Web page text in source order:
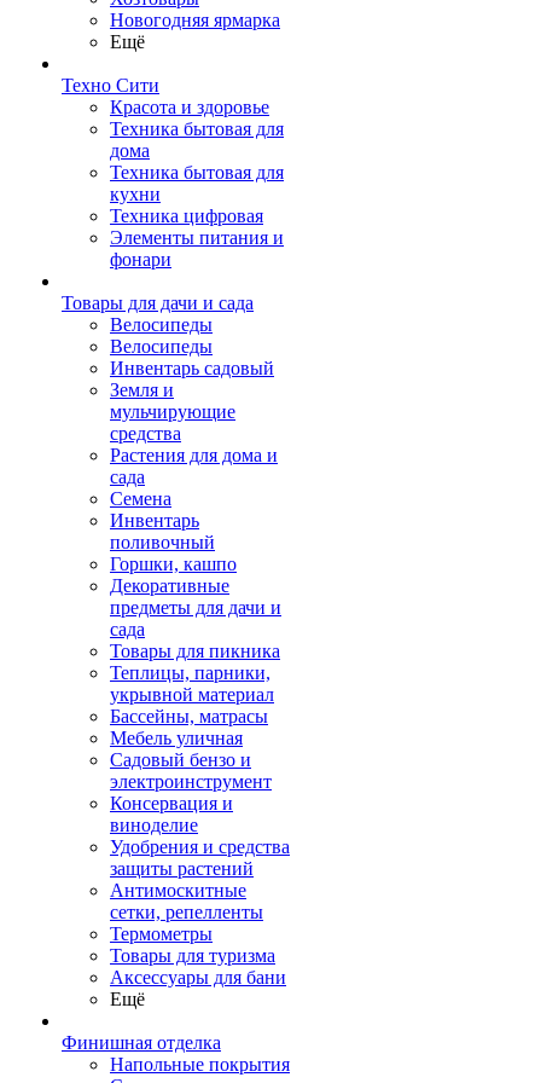
Новогодняя ярмарка
Ещё
Техно Сити
Красота и здоровье
Техника бытовая для
дома
Техника бытовая для
кухни
Техника цифровая
Элементы питания и
фонари
Товары для дачи и сада
Велосипеды
Велосипеды
Инвентарь садовый
Земля и
мульчирующие
средства
Растения для дома и
сада
Семена
Инвентарь
поливочный
Горшки, кашпо
Декоративные
предметы для дачи и
сада
Товары для пикника
Теплицы, парники,
укрывной материал
Бассейны, матрасы
Мебель уличная
Садовый бензо и
электроинструмент
Консервация и
виноделие
Удобрения и средства
защиты растений
Антимоскитные
сетки, репелленты
Термометры
Товары для туризма
Аксессуары для бани
Ещё
Финишная отделка
Напольные покрытия